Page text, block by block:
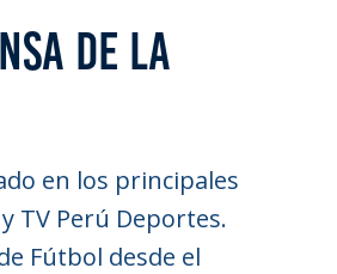
DE LA
en los principales
TV Perú Deportes.
Fútbol desde el